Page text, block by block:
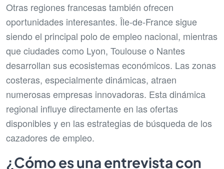
Otras regiones francesas también ofrecen
oportunidades interesantes. Île-de-France sigue
siendo el principal polo de empleo nacional, mientras
que ciudades como Lyon, Toulouse o Nantes
desarrollan sus ecosistemas económicos. Las zonas
costeras, especialmente dinámicas, atraen
numerosas empresas innovadoras. Esta dinámica
regional influye directamente en las ofertas
disponibles y en las estrategias de búsqueda de los
cazadores de empleo.
¿Cómo es una entrevista con